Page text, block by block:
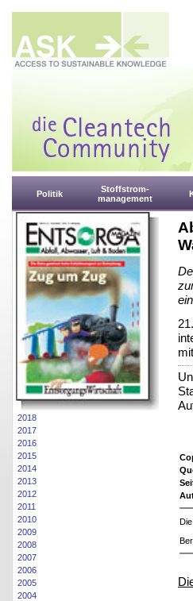
Politik
Stoffstrom-
management
2018
2017
2016
2015
2014
2013
2012
2011
2010
2009
2008
2007
2006
2005
2004